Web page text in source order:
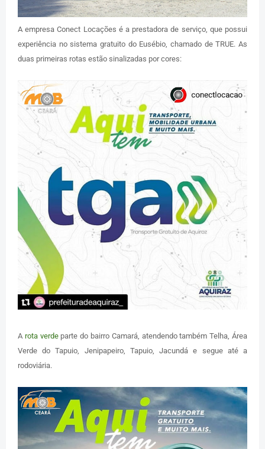
A empresa Conect Locações é a prestadora de serviço, que possui
experiência no sistema gratuito do Eusébio, chamado de TRUE. As
duas primeiras rotas estão sinalizadas por cores:
A rota verdeparte do bairro Camará, atendendo também Telha, Área
Verde do Tapuio, Jenipapeiro, Tapuio, Jacundá e segue até a
rodoviária.